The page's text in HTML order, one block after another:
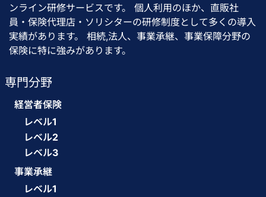
ンライン研修サービスです。 個人利用のほか、直販社
員・保険代理店・ソリシターの研修制度として多くの導入
実績があります。 相続,法人、事業承継、事業保障分野の
保険に特に強みがあります。
専門分野
経営者保険
レベル1
レベル2
レベル3
事業承継
レベル1